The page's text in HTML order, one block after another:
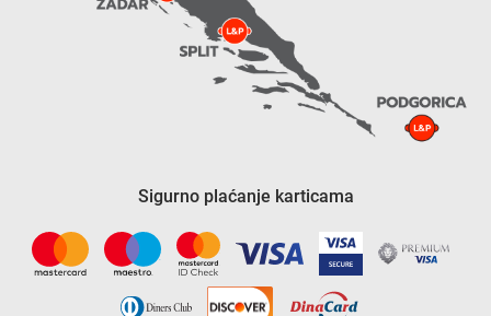
Sigurno plaćanje karticama